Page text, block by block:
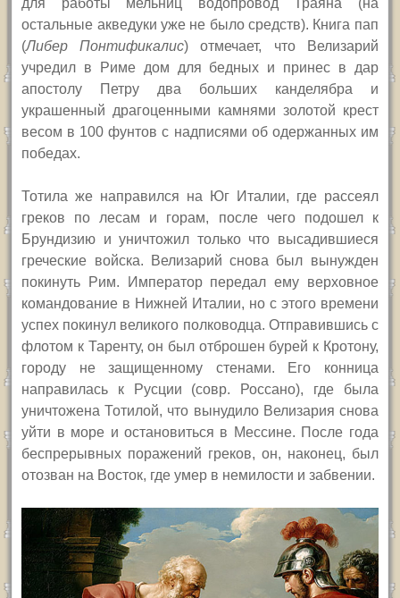
для работы мельниц водопровод Траяна (на
остальные акведуки уже не было средств). Книга пап
(Либер Понтификалис) отмечает, что Велизарий
учредил в Риме дом для бедных и принес в дар
апостолу Петру два больших канделябра и
украшенный драгоценными камнями золотой крест
весом в 100 фунтов с надписями об одержанных им
победах.
Тотила же направился на Юг Италии, где рассеял
греков по лесам и горам, после чего подошел к
Брундизию и уничтожил только что высадившиеся
греческие войска. Велизарий снова был вынужден
покинуть Рим. Император передал ему верховное
командование в Нижней Италии, но с этого времени
успех покинул великого полководца. Отправившись с
флотом к Таренту, он был отброшен бурей к Кротону,
городу не защищенному стенами. Его конница
направилась к Русции (совр. Россано), где была
уничтожена Тотилой, что вынудило Велизария снова
уйти в море и остановиться в Мессине. После года
беспрерывных поражений греков, он, наконец, был
отозван на Восток, где умер в немилости и забвении.